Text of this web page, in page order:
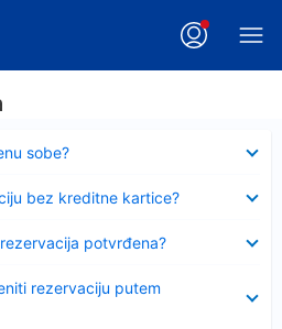
sobe?
bez kreditne kartice?
potvrđena?
rezervaciju putem